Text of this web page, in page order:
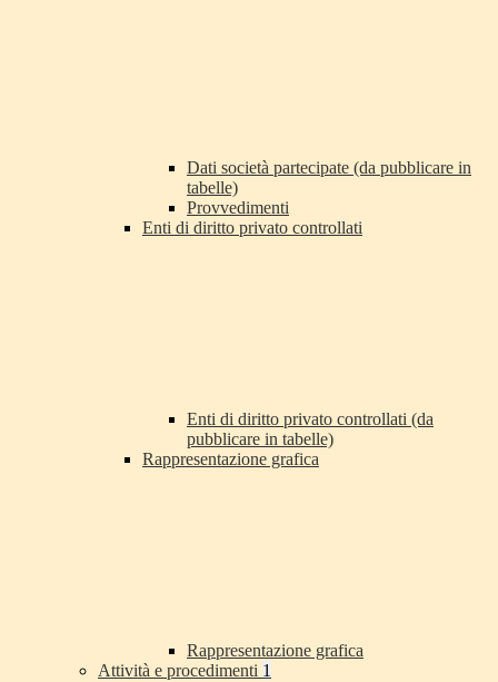
Dati società partecipate (da pubblicare in
tabelle)
Provvedimenti
Enti di diritto privato controllati
Enti di diritto privato controllati (da
pubblicare in tabelle)
Rappresentazione grafica
Rappresentazione grafica
Attività e procedimenti 1